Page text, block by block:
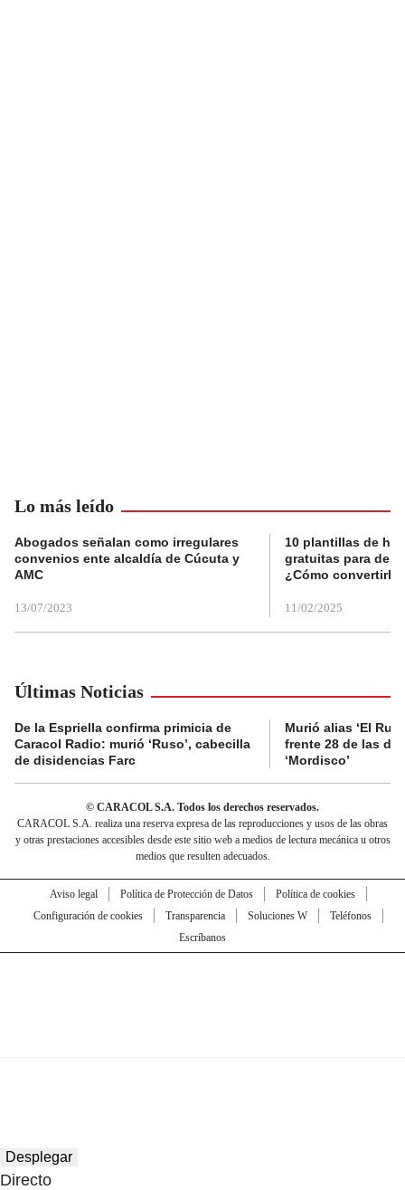
Lo más leído
Abogados señalan como irregulares
convenios ente alcaldía de Cúcuta y
AMC
13/07/2023
10 plantillas de
gratuitas para
¿Cómo convertirla
11/02/2025
Últimas Noticias
De la Espriella confirma primicia de
Caracol Radio: murió ‘Ruso’, cabecilla
de disidencias Farc
Murió alias ‘El
frente 28 de las
‘Mordisco’
© CARACOL S.A. Todos los derechos reservados.
CARACOL S.A. realiza una reserva expresa de las reproducciones y usos de las obras
y otras prestaciones accesibles desde este sitio web a medios de lectura mecánica u otros
medios que resulten adecuados.
Aviso legal Política de Protección de Datos
Política de cookies
Configuración de cookies
Transparencia Soluciones W
Teléfonos
Escríbanos
Desplegar
Directo